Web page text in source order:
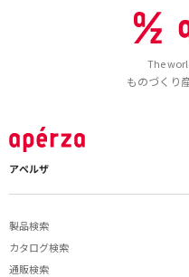
The
ものづくり
アペルザ
製品検索
カタログ検索
通販検索